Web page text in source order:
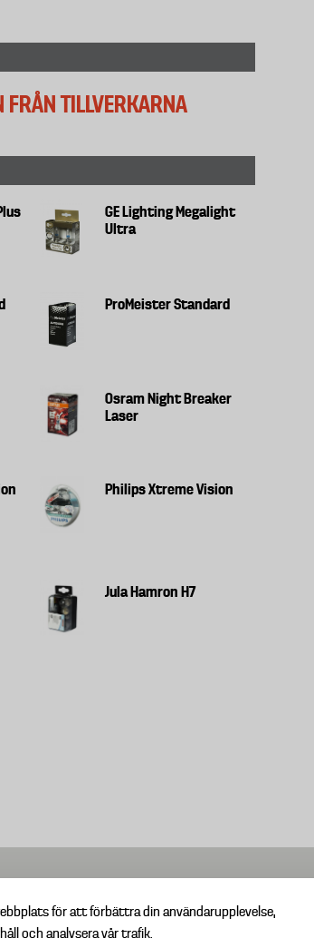
för att förbättra din användarupplevelse,
och analysera vår trafik.
FRÅN TILLVERKARNA
GE Lighting Megalight
Ultra
ProMeister Standard
Osram Night Breaker
Laser
Philips Xtreme Vision
Jula Hamron H7